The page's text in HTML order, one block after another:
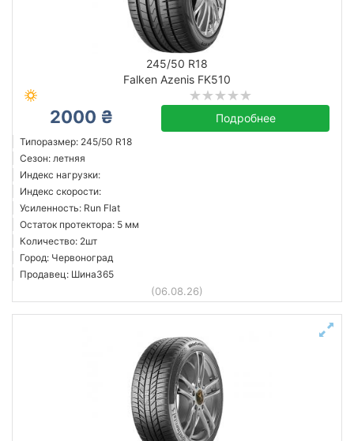
245/50 R18
Falken Azenis FK510
2000 ₴ Подробнее
Типоразмер: 245/50 R18
Сезон: летняя
Индекс нагрузки:
Индекс скорости:
Усиленность: Run Flat
Остаток протектора: 5 мм
Количество: 2шт
Город: Червоноград
Продавец: Шина365
(06.08.26)